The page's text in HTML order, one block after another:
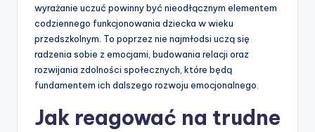
wyrażanie uczuć powinny być nieodłącznym elementem
codziennego funkcjonowania dziecka w wieku
przedszkolnym. To poprzez nie najmłodsi uczą się
radzenia sobie z emocjami, budowania relacji oraz
rozwijania zdolności społecznych, które będą
fundamentem ich dalszego rozwoju emocjonalnego.
Jak reagować na trudne